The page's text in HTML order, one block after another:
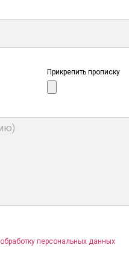
Прикрепить прописку
обработку персональных данных